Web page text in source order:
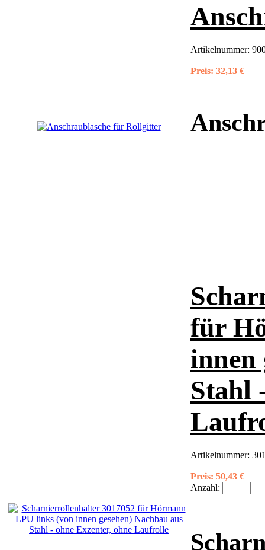
Artikelnummer:
Preis: 32,13 €
für
innen
Stahl
Artikelnummer:
Preis: 50,43 €
Anzahl: